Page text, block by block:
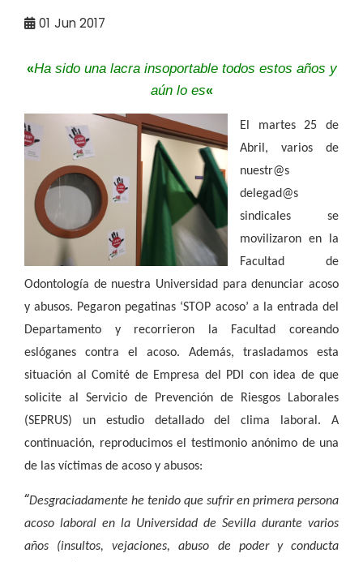
01 Jun 2017
«Ha sido una lacra insoportable todos estos años y
aún lo es«
El martes 25 de
Abril, varios de
nuestr@s
delegad@s
sindicales se
movilizaron en la
Facultad de
Odontología de nuestra Universidad para denunciar acoso
y abusos. Pegaron pegatinas ‘STOP acoso’ a la entrada del
Departamento y recorrieron la Facultad coreando
eslóganes contra el acoso. Además, trasladamos esta
situación al Comité de Empresa del PDI con idea de que
solicite al Servicio de Prevención de Riesgos Laborales
(SEPRUS) un estudio detallado del clima laboral. A
continuación, reproducimos el testimonio anónimo de una
de las víctimas de acoso y abusos:
“Desgraciadamente he tenido que sufrir en primera persona
acoso laboral en la Universidad de Sevilla durante varios
años (insultos, vejaciones, abuso de poder y conducta